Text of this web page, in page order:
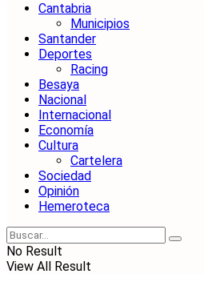
Cantabria
Municipios
Santander
Deportes
Racing
Besaya
Nacional
Internacional
Economía
Cultura
Cartelera
Sociedad
Opinión
Hemeroteca
No Result
View All Result